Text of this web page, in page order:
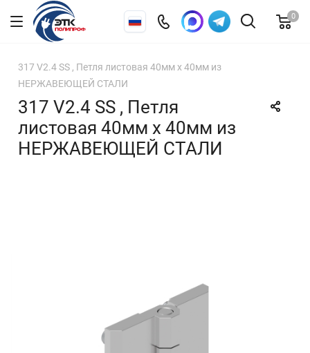
0
317 V2.4 SS , Петля листовая 40мм х 40мм из
НЕРЖАВЕЮЩЕЙ СТАЛИ
317 V2.4 SS , Петля
листовая 40мм х 40мм из
НЕРЖАВЕЮЩЕЙ СТАЛИ